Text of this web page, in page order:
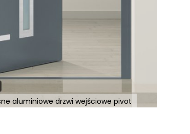
aluminiowe drzwi wejściowe pivot